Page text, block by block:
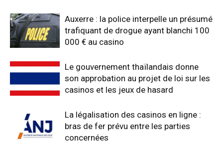
Auxerre : la police interpelle un présumé
trafiquant de drogue ayant blanchi 100
000 € au casino
Le gouvernement thaïlandais donne
son approbation au projet de loi sur les
casinos et les jeux de hasard
La légalisation des casinos en ligne :
bras de fer prévu entre les parties
concernées